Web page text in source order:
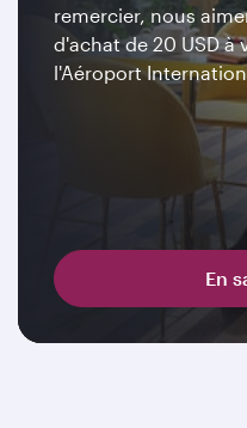
remercier, nous
d'achat de 20 USD à
l'Aéroport
En